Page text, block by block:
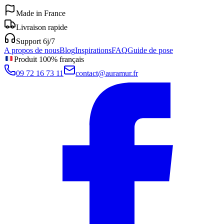
Made in France
Livraison rapide
Support 6j/7
A propos de nousBlogInspirationsFAQGuide de pose
Produit 100% français
09 72 16 73 11
contact@auramur.fr